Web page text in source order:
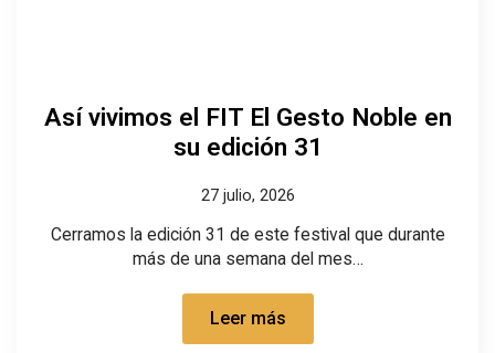
Así vivimos el FIT El Gesto Noble en
su edición 31
27 julio, 2026
Cerramos la edición 31 de este festival que durante
más de una semana del mes…
Leer más